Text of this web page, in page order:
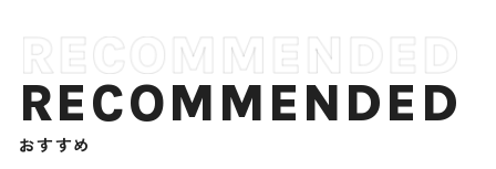
RECOMMENDED
おすすめ